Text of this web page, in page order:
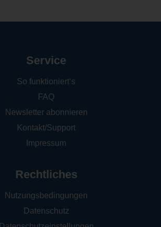
Service
So funktioniert‘s
FAQ
Newsletter abonnieren
Kontakt/Support
Impressum
Rechtliches
Nutzungsbedingungen
Datenschutz